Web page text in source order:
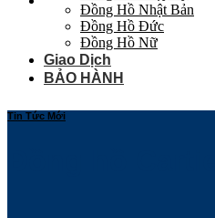
Đồng Hồ Nhật Bản
Đồng Hồ Đức
Đồng Hồ Nữ
Giao Dịch
BẢO HÀNH
Tin Tức Mới